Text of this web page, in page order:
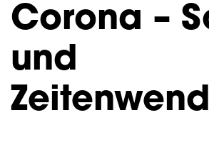
Corona –
und